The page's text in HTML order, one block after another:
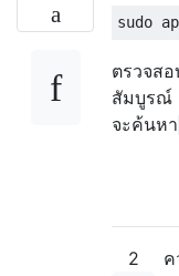
ตรวจส
สัมบูรณ์
จะค้นหา
2 ค